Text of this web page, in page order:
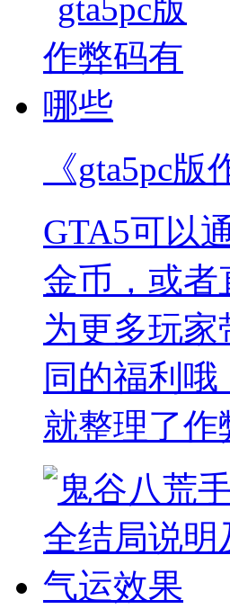
《gta5pc
GTA5可以
金币，或
为更多玩
同的福利
就整理了